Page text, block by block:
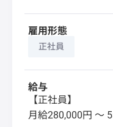
雇用形態
正社員
給与
【正社員】
月給280,000円 〜